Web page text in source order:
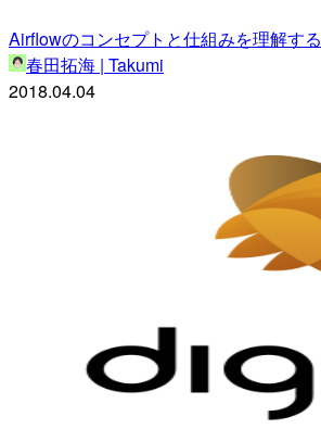
Airflowのコンセプトと仕組みを理解する
春田拓海 | Takumi
2018.04.04